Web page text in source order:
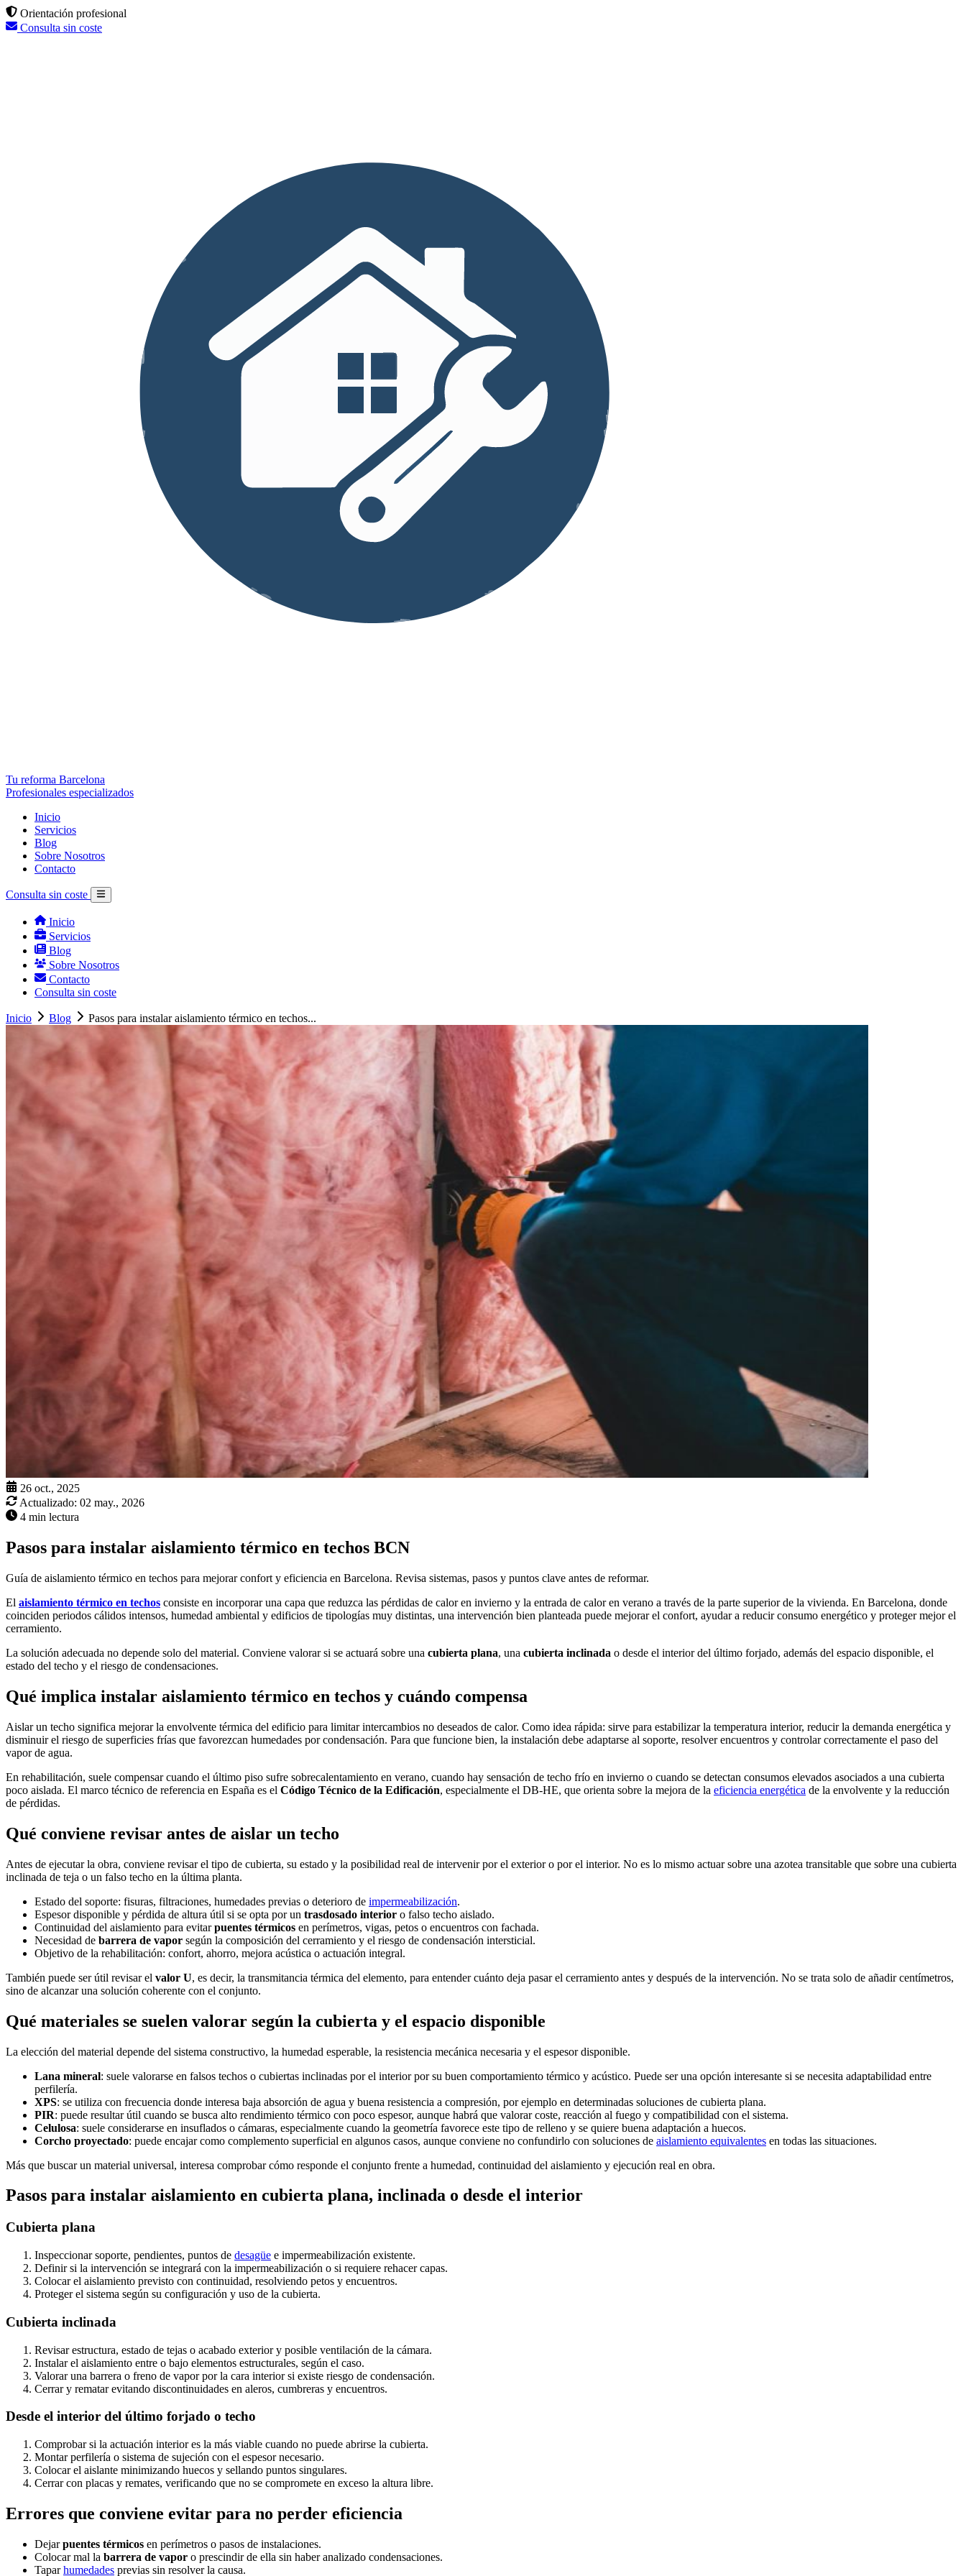
Orientación profesional
Consulta sin coste
Tu reforma Barcelona
Profesionales especializados
Inicio
Servicios
Blog
Sobre Nosotros
Contacto
Consulta sin coste
Inicio
Servicios
Blog
Sobre Nosotros
Contacto
Consulta sin coste
Inicio Blog Pasos para instalar aislamiento térmico en techos...
26 oct., 2025
Actualizado: 02 may., 2026
4 min lectura
Pasos para instalar aislamiento térmico en techos BCN
Guía de aislamiento térmico en techos para mejorar confort y eficiencia en Barcelona. Revisa sistemas, pasos y puntos clave antes de reformar.
El aislamiento térmico en techos consiste en incorporar una capa que reduzca las pérdidas de calor en invierno y la entrada de calor en verano a través de la parte superior de la vivienda. En Barcelona, donde
coinciden periodos cálidos intensos, humedad ambiental y edificios de tipologías muy distintas, una intervención bien planteada puede mejorar el confort, ayudar a reducir consumo energético y proteger mejor el
cerramiento.
La solución adecuada no depende solo del material. Conviene valorar si se actuará sobre una cubierta plana, una cubierta inclinada o desde el interior del último forjado, además del espacio disponible, el
estado del techo y el riesgo de condensaciones.
Qué implica instalar aislamiento térmico en techos y cuándo compensa
Aislar un techo significa mejorar la envolvente térmica del edificio para limitar intercambios no deseados de calor. Como idea rápida: sirve para estabilizar la temperatura interior, reducir la demanda energética y
disminuir el riesgo de superficies frías que favorezcan humedades por condensación. Para que funcione bien, la instalación debe adaptarse al soporte, resolver encuentros y controlar correctamente el paso del
vapor de agua.
En rehabilitación, suele compensar cuando el último piso sufre sobrecalentamiento en verano, cuando hay sensación de techo frío en invierno o cuando se detectan consumos elevados asociados a una cubierta
poco aislada. El marco técnico de referencia en España es el Código Técnico de la Edificación, especialmente el DB-HE, que orienta sobre la mejora de la eficiencia energética de la envolvente y la reducción
de pérdidas.
Qué conviene revisar antes de aislar un techo
Antes de ejecutar la obra, conviene revisar el tipo de cubierta, su estado y la posibilidad real de intervenir por el exterior o por el interior. No es lo mismo actuar sobre una azotea transitable que sobre una cubierta
inclinada de teja o un falso techo en la última planta.
Estado del soporte: fisuras, filtraciones, humedades previas o deterioro de impermeabilización.
Espesor disponible y pérdida de altura útil si se opta por un trasdosado interior o falso techo aislado.
Continuidad del aislamiento para evitarpuentes térmicos en perímetros, vigas, petos o encuentros con fachada.
Necesidad de barrera de vapor según la composición del cerramiento y el riesgo de condensación intersticial.
Objetivo de la rehabilitación: confort, ahorro, mejora acústica o actuación integral.
También puede ser útil revisar el valor U, es decir, la transmitancia térmica del elemento, para entender cuánto deja pasar el cerramiento antes y después de la intervención. No se trata solo de añadir centímetros,
sino de alcanzar una solución coherente con el conjunto.
Qué materiales se suelen valorar según la cubierta y el espacio disponible
La elección del material depende del sistema constructivo, la humedad esperable, la resistencia mecánica necesaria y el espesor disponible.
Lana mineral: suele valorarse en falsos techos o cubiertas inclinadas por el interior por su buen comportamiento térmico y acústico. Puede ser una opción interesante si se necesita adaptabilidad entre
perfilería.
XPS: se utiliza con frecuencia donde interesa baja absorción de agua y buena resistencia a compresión, por ejemplo en determinadas soluciones de cubierta plana.
PIR: puede resultar útil cuando se busca alto rendimiento térmico con poco espesor, aunque habrá que valorar coste, reacción al fuego y compatibilidad con el sistema.
Celulosa: suele considerarse en insuflados o cámaras, especialmente cuando la geometría favorece este tipo de relleno y se quiere buena adaptación a huecos.
Corcho proyectado: puede encajar como complemento superficial en algunos casos, aunque conviene no confundirlo con soluciones de aislamiento equivalentes en todas las situaciones.
Más que buscar un material universal, interesa comprobar cómo responde el conjunto frente a humedad, continuidad del aislamiento y ejecución real en obra.
Pasos para instalar aislamiento en cubierta plana, inclinada o desde el interior
Cubierta plana
Inspeccionar soporte, pendientes, puntos de desagüe e impermeabilización existente.
Definir si la intervención se integrará con la impermeabilización o si requiere rehacer capas.
Colocar el aislamiento previsto con continuidad, resolviendo petos y encuentros.
Proteger el sistema según su configuración y uso de la cubierta.
Cubierta inclinada
Revisar estructura, estado de tejas o acabado exterior y posible ventilación de la cámara.
Instalar el aislamiento entre o bajo elementos estructurales, según el caso.
Valorar una barrera o freno de vapor por la cara interior si existe riesgo de condensación.
Cerrar y rematar evitando discontinuidades en aleros, cumbreras y encuentros.
Desde el interior del último forjado o techo
Comprobar si la actuación interior es la más viable cuando no puede abrirse la cubierta.
Montar perfilería o sistema de sujeción con el espesor necesario.
Colocar el aislante minimizando huecos y sellando puntos singulares.
Cerrar con placas y remates, verificando que no se compromete en exceso la altura libre.
Errores que conviene evitar para no perder eficiencia
Dejarpuentes térmicos en perímetros o pasos de instalaciones.
Colocar mal la barrera de vapor o prescindir de ella sin haber analizado condensaciones.
Taparhumedades previas sin resolver la causa.